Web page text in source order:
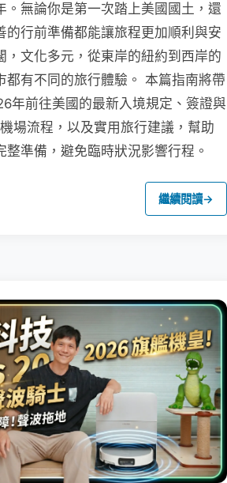
。無論你是第一次踏上美國國土，還
的行前準備都能讓旅程更加順利與安
，文化多元，從東岸的紐約到西岸的
都有不同的旅行體驗。 本篇指南將帶
年前往美國的最新入境規定、簽證與
場流程，以及實用旅行建議，幫助
整準備，避免臨時狀況影響行程。
繼續閱讀→